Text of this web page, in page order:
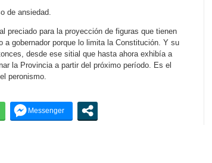
de ansiedad.
preciado para la proyección de figuras que tienen
gobernador porque lo limita la Constitución. Y su
desde ese sitial que hasta ahora exhibía a
la Provincia a partir del próximo período. Es el
peronismo.